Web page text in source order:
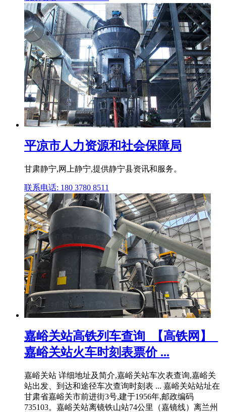
平凉市人力资源和社会保障局
甘肃静宁,网上静宁,提供静宁县资讯和服务。
联系电话: 180 3780 8511
嘉峪关站高铁列车查询_【高铁网】_
嘉峪关站火车时刻表票价 ...
嘉峪关站 详细地址及简介,嘉峪关站车次表查询,嘉峪关
站出发、到达和途径车次查询时刻表 ... 嘉峪关站站址在
甘肃省嘉峪关市前进街3号,建于1956年,邮政编码
735103。嘉峪关站离镜铁山站74公里（嘉镜线）离兰州